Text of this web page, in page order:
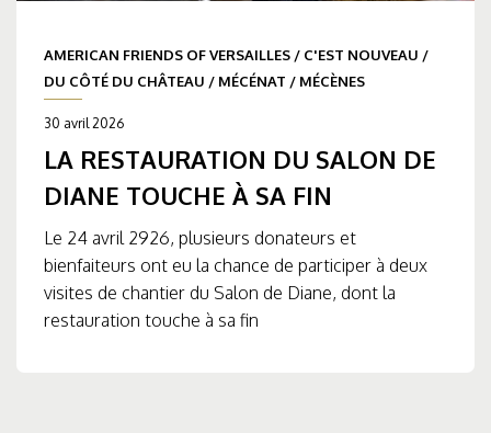
AMERICAN FRIENDS OF VERSAILLES / C'EST NOUVEAU /
DU CÔTÉ DU CHÂTEAU / MÉCÉNAT / MÉCÈNES
30 avril 2026
LA RESTAURATION DU SALON DE
DIANE TOUCHE À SA FIN
Le 24 avril 2926, plusieurs donateurs et
bienfaiteurs ont eu la chance de participer à deux
visites de chantier du Salon de Diane, dont la
restauration touche à sa fin